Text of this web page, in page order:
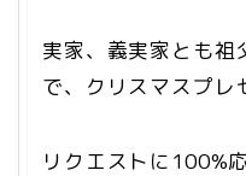
実家、義実家とも祖
で、クリスマスプレ
リクエストに100%